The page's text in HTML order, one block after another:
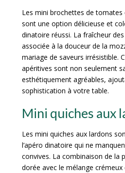
Les mini brochettes de tomates
sont une option délicieuse et
dinatoire réussi. La fraîcheur
associée à la douceur de la
mariage de saveurs irrésistible.
apéritives sont non seulement
esthétiquement agréables,
sophistication à votre table.
Mini quiches aux
Les mini quiches aux lardons
l’apéro dinatoire qui ne
convives. La combinaison de la
dorée avec le mélange